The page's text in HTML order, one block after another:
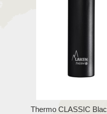
Thermo CLASSIC